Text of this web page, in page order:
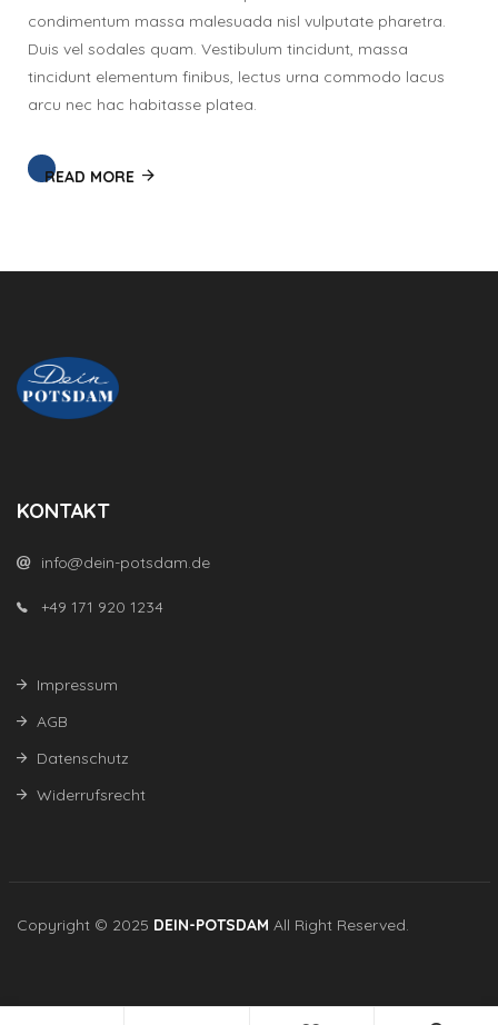
condimentum massa malesuada nisl vulputate pharetra.
Duis vel sodales quam. Vestibulum tincidunt, massa
tincidunt elementum finibus, lectus urna commodo lacus
arcu nec hac habitasse platea.
READ MORE
KONTAKT
info@dein-potsdam.de
+49 171 920 1234
Impressum
AGB
Datenschutz
Widerrufsrecht
Copyright © 2025 DEIN-POTSDAM All Right Reserved.